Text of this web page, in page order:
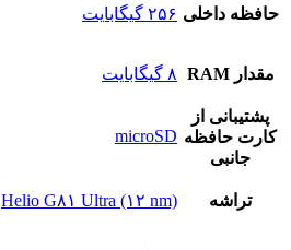
حافظه داخلی ۲۵۶ گیگابایت
مقدار RAM ۸ گیگابایت
پشتيبانی از
کارت حافظه
جانبی
microSD
تراشه Helio G۸۱ Ultra (۱۲ nm)